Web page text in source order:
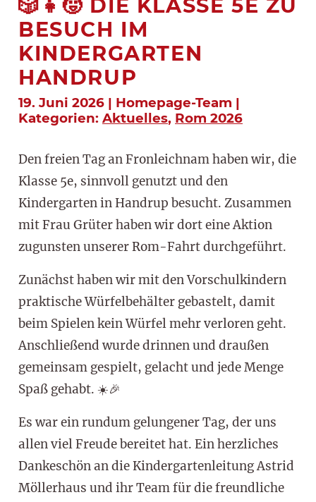
🎲👧🧒 DIE KLASSE 5E ZU
BESUCH IM
KINDERGARTEN
HANDRUP
19. Juni 2026 | Homepage-Team |
Kategorien: Aktuelles, Rom 2026
Den freien Tag an Fronleichnam haben wir, die
Klasse 5e, sinnvoll genutzt und den
Kindergarten in Handrup besucht. Zusammen
mit Frau Grüter haben wir dort eine Aktion
zugunsten unserer Rom-Fahrt durchgeführt.
Zunächst haben wir mit den Vorschulkindern
praktische Würfelbehälter gebastelt, damit
beim Spielen kein Würfel mehr verloren geht.
Anschließend wurde drinnen und draußen
gemeinsam gespielt, gelacht und jede Menge
Spaß gehabt. ☀️🎉
Es war ein rundum gelungener Tag, der uns
allen viel Freude bereitet hat. Ein herzliches
Dankeschön an die Kindergartenleitung Astrid
Möllerhaus und ihr Team für die freundliche